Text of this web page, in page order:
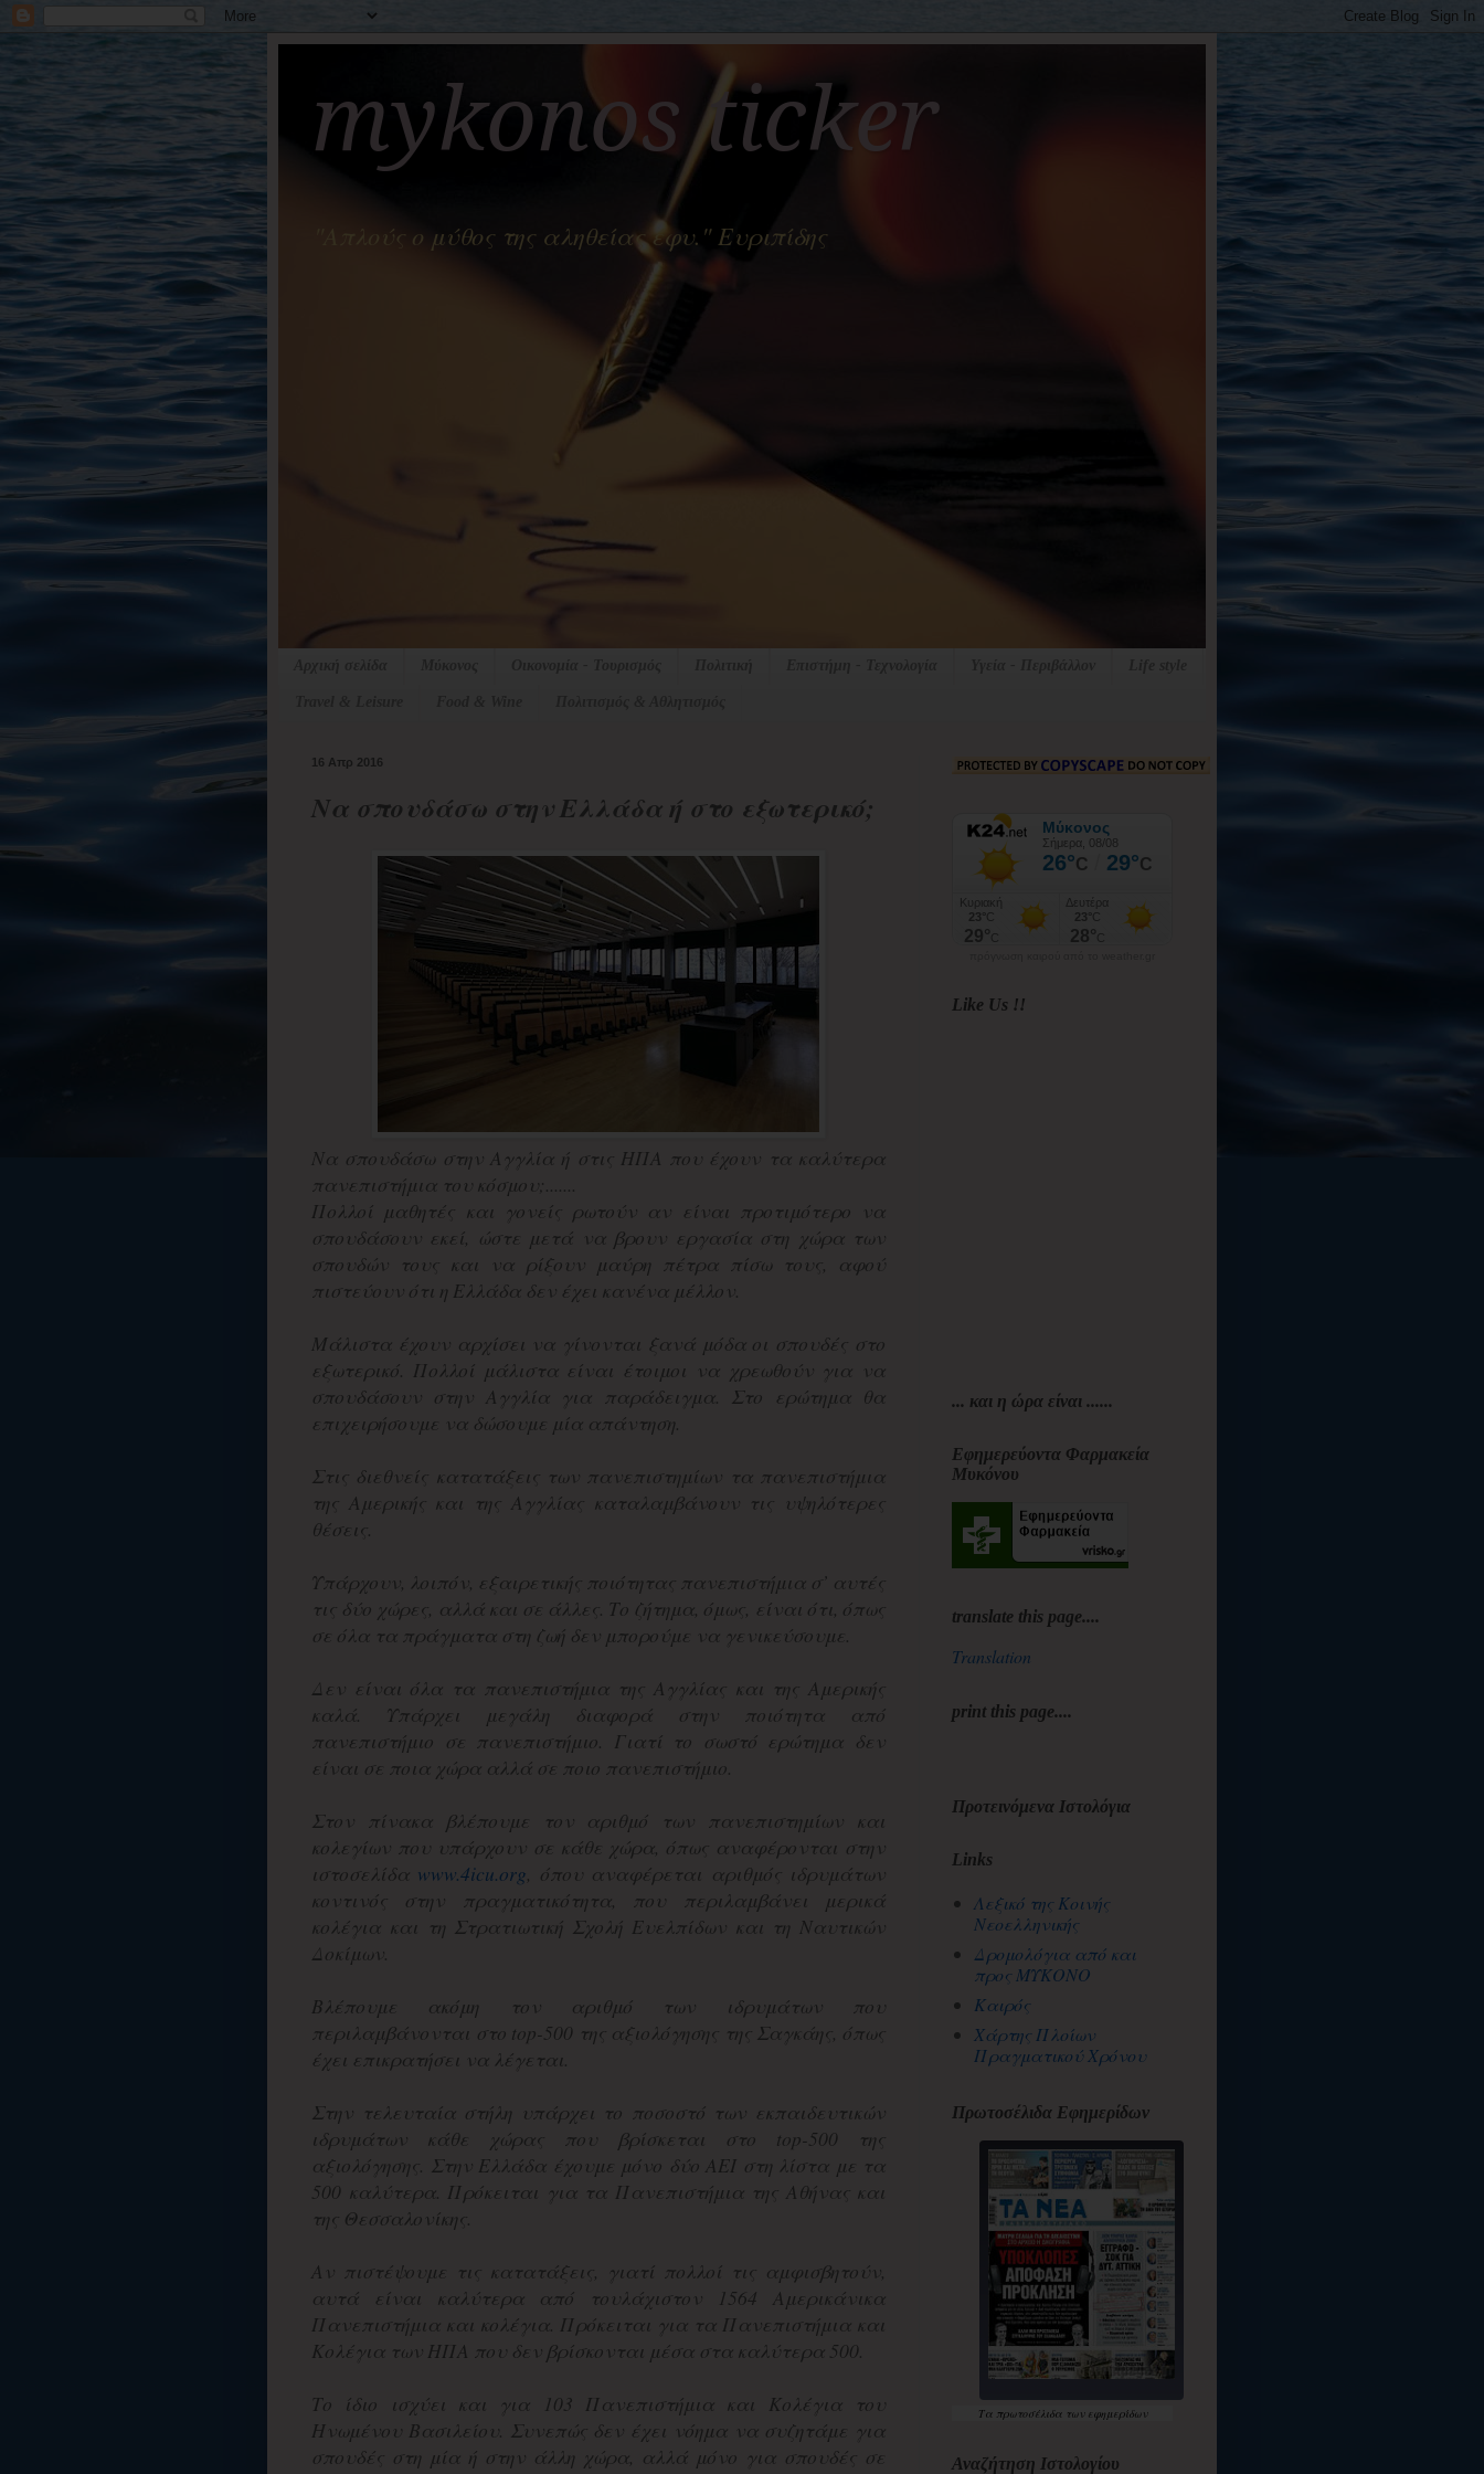
mykonos ticker
"Απλούς ο μύθος της αληθείας έφυ." Ευριπίδης
16 Απρ 2016
Να σπουδάσω στην Ελλάδα ή στο εξωτερικό;
Να σπουδάσω στην Αγγλία ή στις ΗΠΑ που έχουν τα καλύτερα
πανεπιστήμια του κόσμου;.......
Πολλοί μαθητές και γονείς ρωτούν αν είναι προτιμότερο να
σπουδάσουν εκεί, ώστε μετά να βρουν εργασία στη χώρα των
σπουδών τους και να ρίξουν μαύρη πέτρα πίσω τους, αφού
πιστεύουν ότι η Ελλάδα δεν έχει κανένα μέλλον.
Μάλιστα έχουν αρχίσει να γίνονται ξανά μόδα οι σπουδές στο
εξωτερικό. Πολλοί μάλιστα είναι έτοιμοι να χρεωθούν για να
σπουδάσουν στην Αγγλία για παράδειγμα. Στο ερώτημα θα
επιχειρήσουμε να δώσουμε μία απάντηση.
Στις διεθνείς κατατάξεις των πανεπιστημίων τα πανεπιστήμια
της Αμερικής και της Αγγλίας καταλαμβάνουν τις υψηλότερες
θέσεις.
Υπάρχουν, λοιπόν, εξαιρετικής ποιότητας πανεπιστήμια σ’ αυτές
τις δύο χώρες, αλλά και σε άλλες. Το ζήτημα, όμως, είναι ότι, όπως
σε όλα τα πράγματα στη ζωή δεν μπορούμε να γενικεύσουμε.
Δεν είναι όλα τα πανεπιστήμια της Αγγλίας και της Αμερικής
καλά. Υπάρχει μεγάλη διαφορά στην ποιότητα από
πανεπιστήμιο σε πανεπιστήμιο. Γιατί το σωστό ερώτημα δεν
είναι σε ποια χώρα αλλά σε ποιο πανεπιστήμιο.
Στον πίνακα βλέπουμε τον αριθμό των πανεπιστημίων και
κολεγίων που υπάρχουν σε κάθε χώρα, όπως αναφέρονται στην
ιστοσελίδα www.4icu.org, όπου αναφέρεται αριθμός ιδρυμάτων
κοντινός στην πραγματικότητα, που περιλαμβάνει μερικά
κολέγια και τη Στρατιωτική Σχολή Ευελπίδων και τη Ναυτικών
Δοκίμων.
Βλέπουμε ακόμη τον αριθμό των ιδρυμάτων που
περιλαμβάνονται στο top-500 της αξιολόγησης της Σαγκάης, όπως
έχει επικρατήσει να λέγεται.
Στην τελευταία στήλη υπάρχει το ποσοστό των εκπαιδευτικών
ιδρυμάτων κάθε χώρας που βρίσκεται στο top-500 της
αξιολόγησης. Στην Ελλάδα έχουμε μόνο δύο ΑΕΙ στη λίστα με τα
500 καλύτερα. Πρόκειται για τα Πανεπιστήμια της Αθήνας και
της Θεσσαλονίκης.
Αν πιστέψουμε τις κατατάξεις, γιατί πολλοί τις αμφισβητούν,
αυτά είναι καλύτερα από τουλάχιστον 1564 Αμερικάνικα
Πανεπιστήμια και κολέγια. Πρόκειται για τα Πανεπιστήμια και
Κολέγια των ΗΠΑ που δεν βρίσκονται μέσα στα καλύτερα 500.
Το ίδιο ισχύει και για 103 Πανεπιστήμια και Κολέγια του
Ηνωμένου Βασιλείου. Συνεπώς δεν έχει νόημα να συζητάμε για
σπουδές στη μία ή στην άλλη χώρα, αλλά μόνο για σπουδές σε
Like Us !!
... και η ώρα είναι ......
Εφημερεύοντα Φαρμακεία
Μυκόνου
translate this page....
Translation
print this page....
Προτεινόμενα Ιστολόγια
Links
Λεξικό της Κοινής
Νεοελληνικής
Δρομολόγια από και
προς ΜΥΚΟΝΟ
Καιρός
Χάρτης Πλοίων
Πραγματικού Χρόνου
Πρωτοσέλιδα Εφημερίδων
Τα πρωτοσέλιδατων εφημερίδων
Αναζήτηση Ιστολογίου